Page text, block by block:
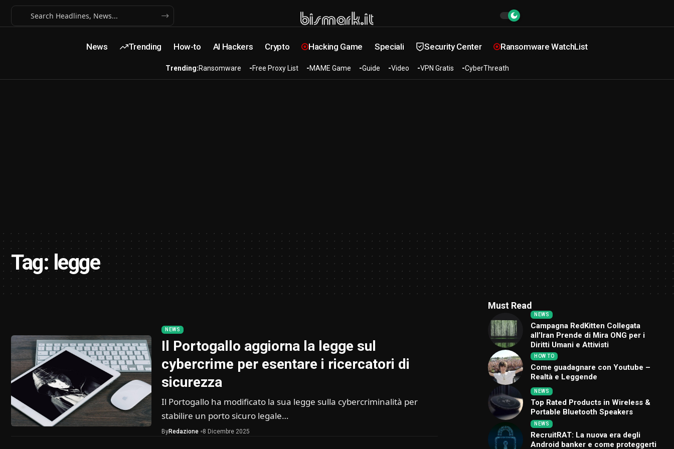
News Trending How-to AI Hackers Crypto Hacking Game Speciali Security Center Ransomware WatchList
Trending:Ransomware Free Proxy List MAME Game Guide Video VPN Gratis CyberThreath
Tag: legge
NEWS
Il Portogallo aggiorna la legge sul
cybercrime per esentare i ricercatori di
sicurezza
Il Portogallo ha modificato la sua legge sulla cybercriminalità per
stabilire un porto sicuro legale…
ByRedazione 8 Dicembre 2025
Must Read
NEWS
Campagna RedKitten Collegata
all’Iran Prende di Mira ONG per i
Diritti Umani e Attivisti
HOW TO
Come guadagnare con Youtube –
Realtà e Leggende
NEWS
Top Rated Products in Wireless &
Portable Bluetooth Speakers
NEWS
RecruitRAT: La nuova era degli
Android banker e come proteggerti